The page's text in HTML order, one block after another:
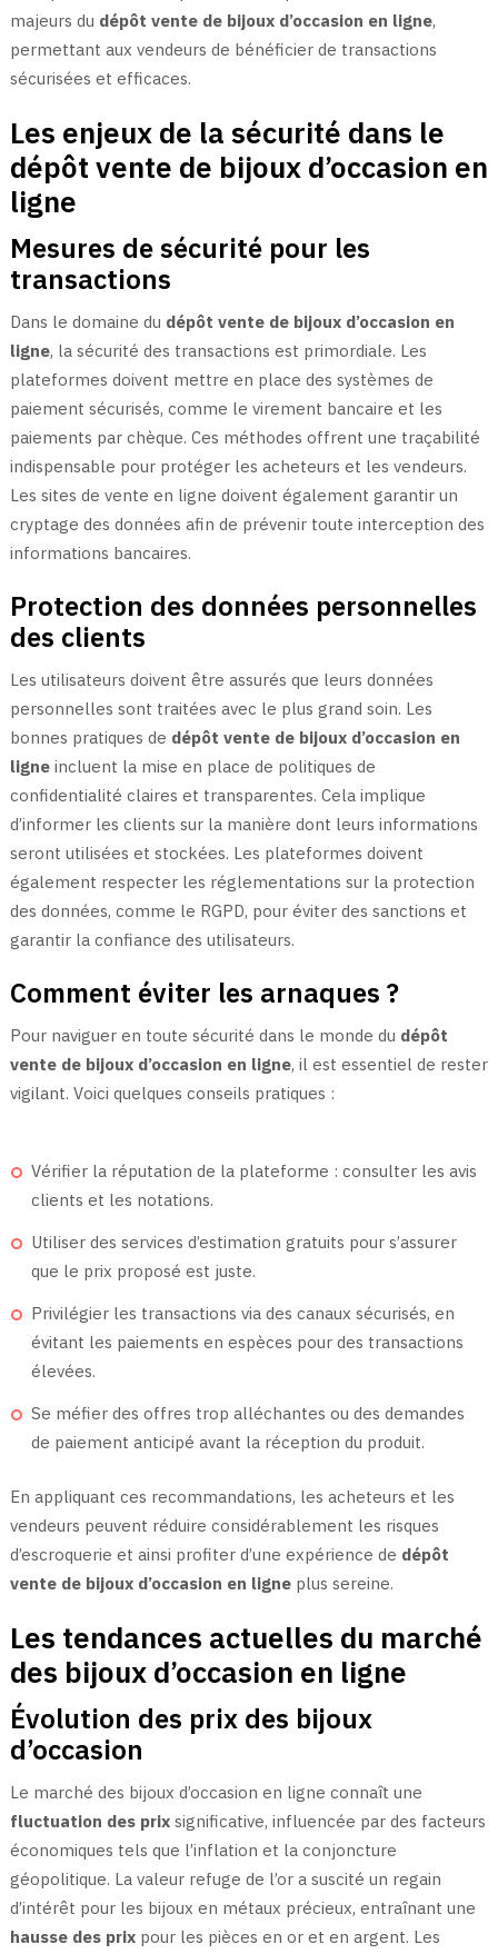
majeurs du dépôt vente de bijoux d’occasion en ligne,
permettant aux vendeurs de bénéficier de transactions
sécurisées et efficaces.
Les enjeux de la sécurité dans le
dépôt vente de bijoux d’occasion en
ligne
Mesures de sécurité pour les
transactions
Dans le domaine du dépôt vente de bijoux d’occasion en
ligne, la sécurité des transactions est primordiale. Les
plateformes doivent mettre en place des systèmes de
paiement sécurisés, comme le virement bancaire et les
paiements par chèque. Ces méthodes offrent une traçabilité
indispensable pour protéger les acheteurs et les vendeurs.
Les sites de vente en ligne doivent également garantir un
cryptage des données afin de prévenir toute interception des
informations bancaires.
Protection des données personnelles
des clients
Les utilisateurs doivent être assurés que leurs données
personnelles sont traitées avec le plus grand soin. Les
bonnes pratiques de dépôt vente de bijoux d’occasion en
ligneincluent la mise en place de politiques de
confidentialité claires et transparentes. Cela implique
d’informer les clients sur la manière dont leurs informations
seront utilisées et stockées. Les plateformes doivent
également respecter les réglementations sur la protection
des données, comme le RGPD, pour éviter des sanctions et
garantir la confiance des utilisateurs.
Comment éviter les arnaques ?
Pour naviguer en toute sécurité dans le monde du dépôt
vente de bijoux d’occasion en ligne, il est essentiel de rester
vigilant. Voici quelques conseils pratiques :
Vérifier la réputation de la plateforme : consulter les avis
clients et les notations.
Utiliser des services d’estimation gratuits pour s’assurer
que le prix proposé est juste.
Privilégier les transactions via des canaux sécurisés, en
évitant les paiements en espèces pour des transactions
élevées.
Se méfier des offres trop alléchantes ou des demandes
de paiement anticipé avant la réception du produit.
En appliquant ces recommandations, les acheteurs et les
vendeurs peuvent réduire considérablement les risques
d’escroquerie et ainsi profiter d’une expérience de dépôt
vente de bijoux d’occasion en ligneplus sereine.
Les tendances actuelles du marché
des bijoux d’occasion en ligne
Évolution des prix des bijoux
d’occasion
Le marché des bijoux d’occasion en ligne connaît une
fluctuation des prixsignificative, influencée par des facteurs
économiques tels que l’inflation et la conjoncture
géopolitique. La valeur refuge de l’or a suscité un regain
d’intérêt pour les bijoux en métaux précieux, entraînant une
hausse des prixpour les pièces en or et en argent. Les